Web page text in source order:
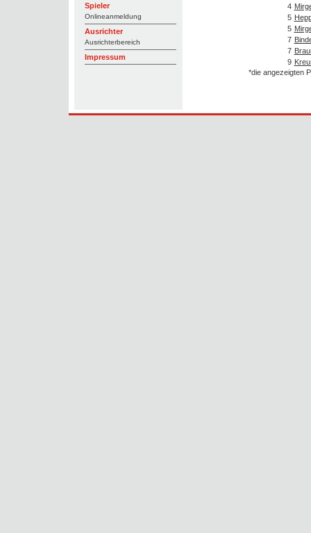
Spieler
Onlineanmeldung
Ausrichter
Ausrichterbereich
Impressum
4
5
5
7
7
9
*die angezeigten